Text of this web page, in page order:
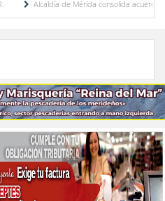
Alcaldía de Mérida consolida acuerdos con